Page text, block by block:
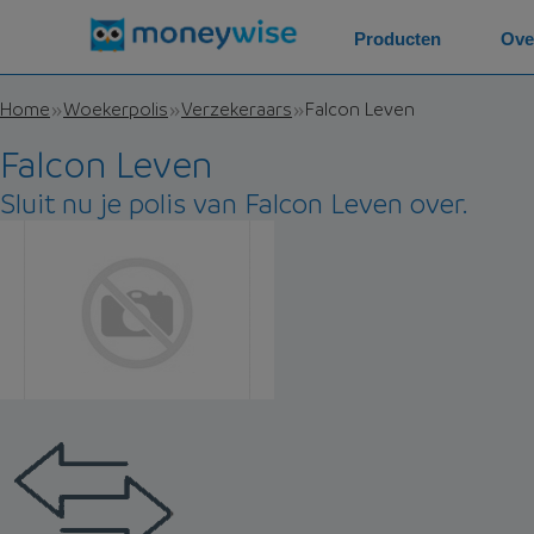
Home Woekerpolis Verzekeraars Falcon Leven
Falcon Leven
Sluit nu je polis van Falcon Leven over.
Producten